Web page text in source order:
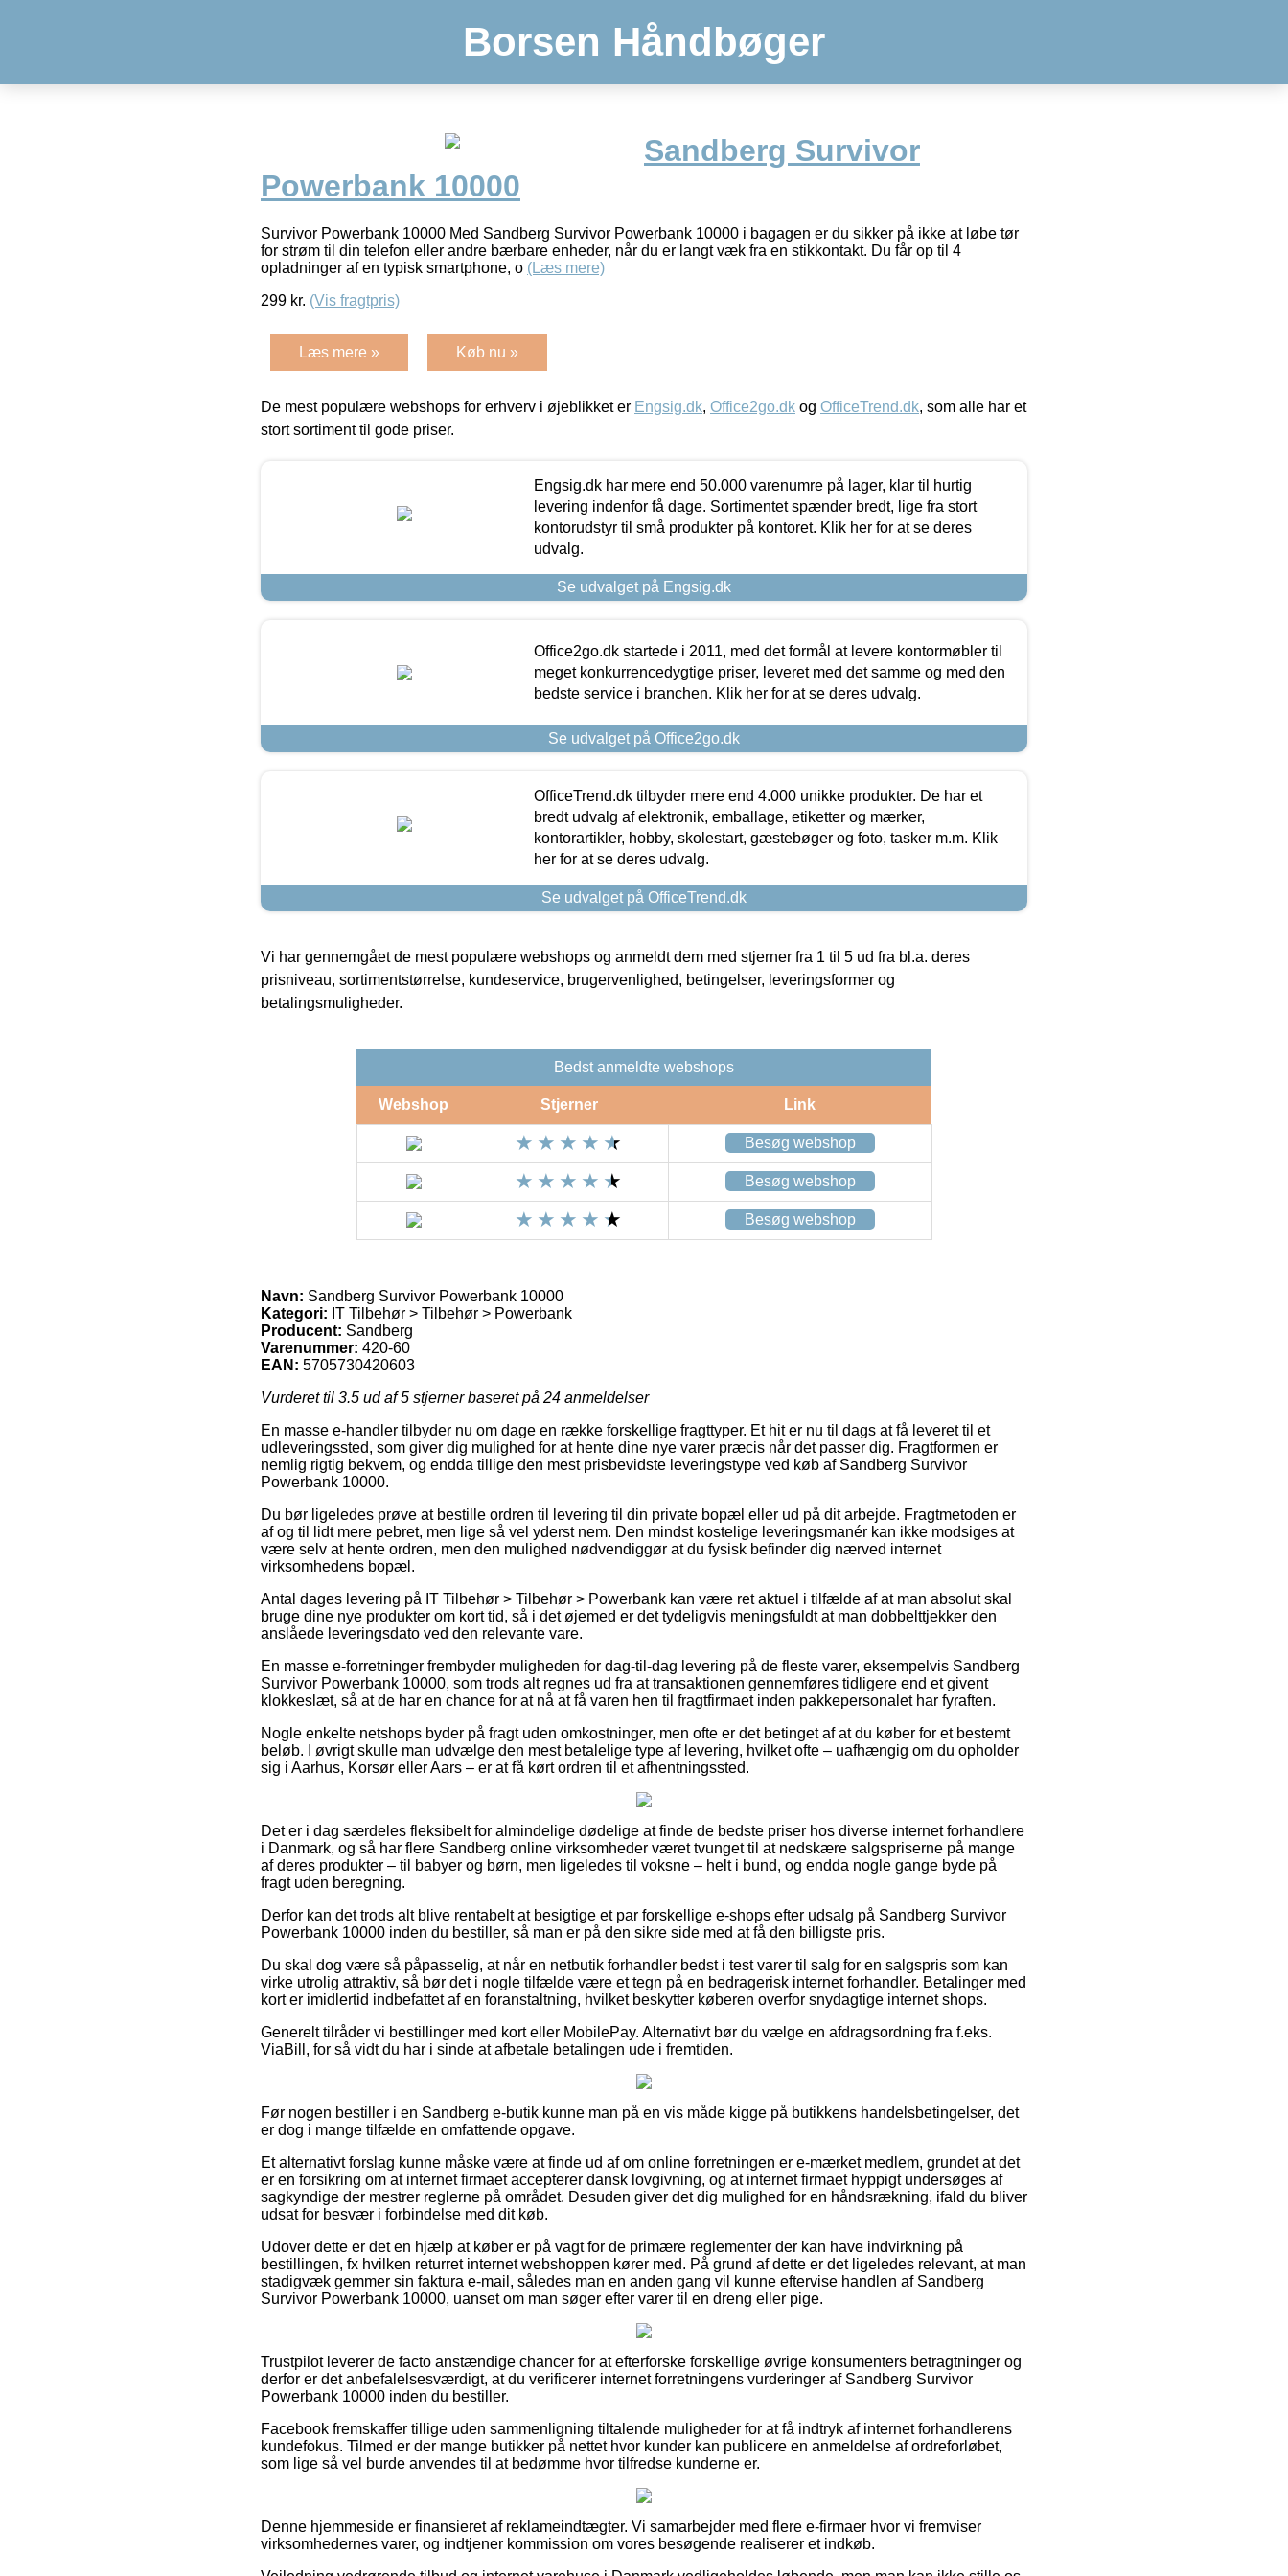
Borsen Håndbøger
Sandberg Survivor
Powerbank 10000
Survivor Powerbank 10000 Med Sandberg Survivor Powerbank 10000 i bagagen er du sikker på ikke at løbe tør
for strøm til din telefon eller andre bærbare enheder, når du er langt væk fra en stikkontakt. Du får op til 4
opladninger af en typisk smartphone, o (Læs mere)
299 kr. (Vis fragtpris)
Læs mere » Køb nu »
De mest populære webshops for erhverv i øjeblikket er Engsig.dk, Office2go.dk og OfficeTrend.dk, som alle har et
stort sortiment til gode priser.
Engsig.dk har mere end 50.000 varenumre på lager, klar til hurtig
levering indenfor få dage. Sortimentet spænder bredt, lige fra stort
kontorudstyr til små produkter på kontoret. Klik her for at se deres
udvalg.
Se udvalget på Engsig.dk
Office2go.dk startede i 2011, med det formål at levere kontormøbler til
meget konkurrencedygtige priser, leveret med det samme og med den
bedste service i branchen. Klik her for at se deres udvalg.
Se udvalget på Office2go.dk
OfficeTrend.dk tilbyder mere end 4.000 unikke produkter. De har et
bredt udvalg af elektronik, emballage, etiketter og mærker,
kontorartikler, hobby, skolestart, gæstebøger og foto, tasker m.m. Klik
her for at se deres udvalg.
Se udvalget på OfficeTrend.dk
Vi har gennemgået de mest populære webshops og anmeldt dem med stjerner fra 1 til 5 ud fra bl.a. deres
prisniveau, sortimentstørrelse, kundeservice, brugervenlighed, betingelser, leveringsformer og
betalingsmuligheder.
Bedst anmeldte webshops
Webshop Stjerner Link
Besøg webshop
Besøg webshop
Besøg webshop
Navn: Sandberg Survivor Powerbank 10000
Kategori: IT Tilbehør > Tilbehør > Powerbank
Producent: Sandberg
Varenummer: 420-60
EAN: 5705730420603
Vurderet til 3.5 ud af 5 stjerner baseret på 24 anmeldelser
En masse e-handler tilbyder nu om dage en række forskellige fragttyper. Et hit er nu til dags at få leveret til et
udleveringssted, som giver dig mulighed for at hente dine nye varer præcis når det passer dig. Fragtformen er
nemlig rigtig bekvem, og endda tillige den mest prisbevidste leveringstype ved køb af Sandberg Survivor
Powerbank 10000.
Du bør ligeledes prøve at bestille ordren til levering til din private bopæl eller ud på dit arbejde. Fragtmetoden er
af og til lidt mere pebret, men lige så vel yderst nem. Den mindst kostelige leveringsmanér kan ikke modsiges at
være selv at hente ordren, men den mulighed nødvendiggør at du fysisk befinder dig nærved internet
virksomhedens bopæl.
Antal dages levering på IT Tilbehør > Tilbehør > Powerbank kan være ret aktuel i tilfælde af at man absolut skal
bruge dine nye produkter om kort tid, så i det øjemed er det tydeligvis meningsfuldt at man dobbelttjekker den
anslåede leveringsdato ved den relevante vare.
En masse e-forretninger frembyder muligheden for dag-til-dag levering på de fleste varer, eksempelvis Sandberg
Survivor Powerbank 10000, som trods alt regnes ud fra at transaktionen gennemføres tidligere end et givent
klokkeslæt, så at de har en chance for at nå at få varen hen til fragtfirmaet inden pakkepersonalet har fyraften.
Nogle enkelte netshops byder på fragt uden omkostninger, men ofte er det betinget af at du køber for et bestemt
beløb. I øvrigt skulle man udvælge den mest betalelige type af levering, hvilket ofte – uafhængig om du opholder
sig i Aarhus, Korsør eller Aars – er at få kørt ordren til et afhentningssted.
Det er i dag særdeles fleksibelt for almindelige dødelige at finde de bedste priser hos diverse internet forhandlere
i Danmark, og så har flere Sandberg online virksomheder været tvunget til at nedskære salgspriserne på mange
af deres produkter – til babyer og børn, men ligeledes til voksne – helt i bund, og endda nogle gange byde på
fragt uden beregning.
Derfor kan det trods alt blive rentabelt at besigtige et par forskellige e-shops efter udsalg på Sandberg Survivor
Powerbank 10000 inden du bestiller, så man er på den sikre side med at få den billigste pris.
Du skal dog være så påpasselig, at når en netbutik forhandler bedst i test varer til salg for en salgspris som kan
virke utrolig attraktiv, så bør det i nogle tilfælde være et tegn på en bedragerisk internet forhandler. Betalinger med
kort er imidlertid indbefattet af en foranstaltning, hvilket beskytter køberen overfor snydagtige internet shops.
Generelt tilråder vi bestillinger med kort eller MobilePay. Alternativt bør du vælge en afdragsordning fra f.eks.
ViaBill, for så vidt du har i sinde at afbetale betalingen ude i fremtiden.
Før nogen bestiller i en Sandberg e-butik kunne man på en vis måde kigge på butikkens handelsbetingelser, det
er dog i mange tilfælde en omfattende opgave.
Et alternativt forslag kunne måske være at finde ud af om online forretningen er e-mærket medlem, grundet at det
er en forsikring om at internet firmaet accepterer dansk lovgivning, og at internet firmaet hyppigt undersøges af
sagkyndige der mestrer reglerne på området. Desuden giver det dig mulighed for en håndsrækning, ifald du bliver
udsat for besvær i forbindelse med dit køb.
Udover dette er det en hjælp at køber er på vagt for de primære reglementer der kan have indvirkning på
bestillingen, fx hvilken returret internet webshoppen kører med. På grund af dette er det ligeledes relevant, at man
stadigvæk gemmer sin faktura e-mail, således man en anden gang vil kunne eftervise handlen af Sandberg
Survivor Powerbank 10000, uanset om man søger efter varer til en dreng eller pige.
Trustpilot leverer de facto anstændige chancer for at efterforske forskellige øvrige konsumenters betragtninger og
derfor er det anbefalelsesværdigt, at du verificerer internet forretningens vurderinger af Sandberg Survivor
Powerbank 10000 inden du bestiller.
Facebook fremskaffer tillige uden sammenligning tiltalende muligheder for at få indtryk af internet forhandlerens
kundefokus. Tilmed er der mange butikker på nettet hvor kunder kan publicere en anmeldelse af ordreforløbet,
som lige så vel burde anvendes til at bedømme hvor tilfredse kunderne er.
Denne hjemmeside er finansieret af reklameindtægter. Vi samarbejder med flere e-firmaer hvor vi fremviser
virksomhedernes varer, og indtjener kommission om vores besøgende realiserer et indkøb.